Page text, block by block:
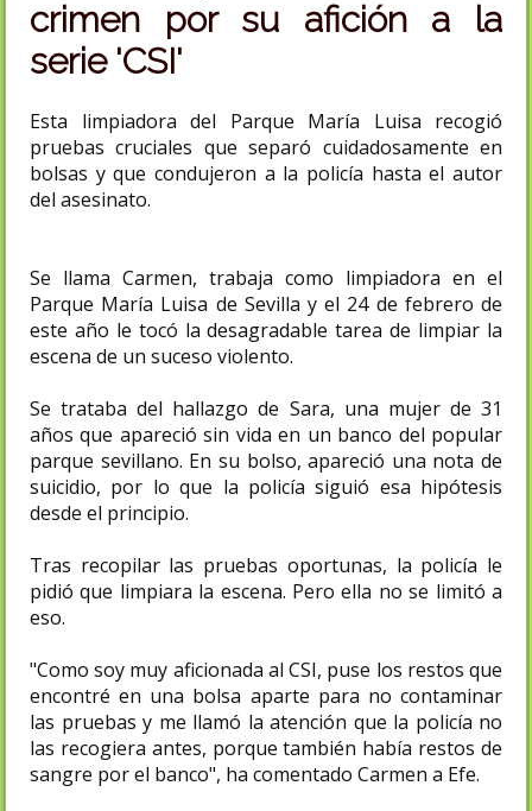
crimen por su afición a la
serie 'CSI'
Esta limpiadora del Parque María Luisa recogió
pruebas cruciales que separó cuidadosamente en
bolsas y que condujeron a la policía hasta el autor
del asesinato.
Se llama Carmen, trabaja como limpiadora en el
Parque María Luisa de Sevilla y el 24 de febrero de
este año le tocó la desagradable tarea de limpiar la
escena de un suceso violento.
Se trataba del hallazgo de Sara, una mujer de 31
años que apareció sin vida en un banco del popular
parque sevillano. En su bolso, apareció una nota de
suicidio, por lo que la policía siguió esa hipótesis
desde el principio.
Tras recopilar las pruebas oportunas, la policía le
pidió que limpiara la escena. Pero ella no se limitó a
eso.
"Como soy muy aficionada al CSI, puse los restos que
encontré en una bolsa aparte para no contaminar
las pruebas y me llamó la atención que la policía no
las recogiera antes, porque también había restos de
sangre por el banco", ha comentado Carmen a Efe.